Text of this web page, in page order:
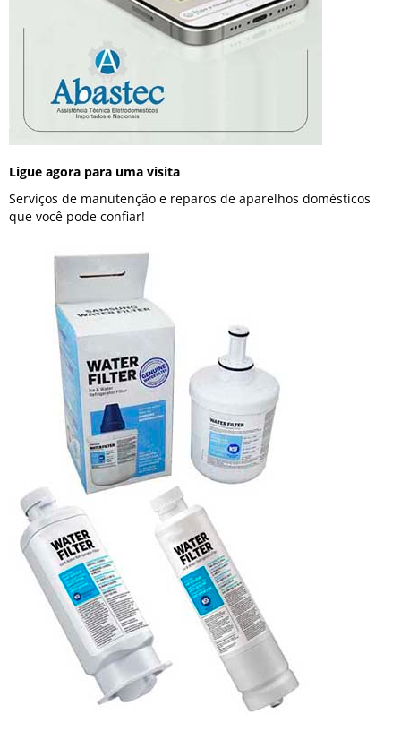
Ligue agora para uma visita
Serviços de manutenção e reparos de aparelhos domésticos
que você pode confiar!